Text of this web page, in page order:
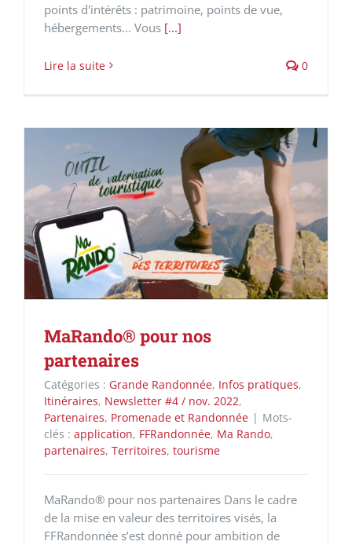
points d'intérêts : patrimoine, points de vue,
hébergements... Vous [...]
Lire la suite 0
MaRando® pour nos
partenaires
Catégories : Grande Randonnée, Infos pratiques,
Itinéraires, Newsletter #4 / nov. 2022,
Partenaires, Promenade et Randonnée | Mots-
clés : application, FFRandonnée, Ma Rando,
partenaires, Territoires, tourisme
MaRando® pour nos partenaires Dans le cadre
de la mise en valeur des territoires visés, la
FFRandonnée s’est donné pour ambition de